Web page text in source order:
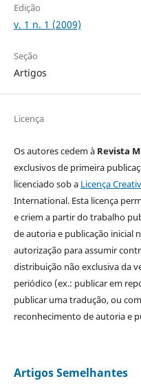
Edição
v. 1 n. 1 (2009)
Seção
Artigos
Licença
Os autores cedem à Revista
exclusivos de primeira
licenciado sob a Licença
International. Esta licença
e criem a partir do trabalho
de autoria e publicação inicial
autorização para assumir
distribuição não exclusiva da
periódico (ex.: publicar em
publicar uma tradução, ou
reconhecimento de autoria e
Artigos Semelhantes